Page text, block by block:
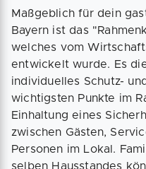
Maßgeblich für dein
Bayern ist das
welches vom
entwickelt wurde. Es
individuelles Schutz-
wichtigsten Punkte im
Einhaltung eines
zwischen Gästen,
Personen im Lokal.
selben Hausstandes